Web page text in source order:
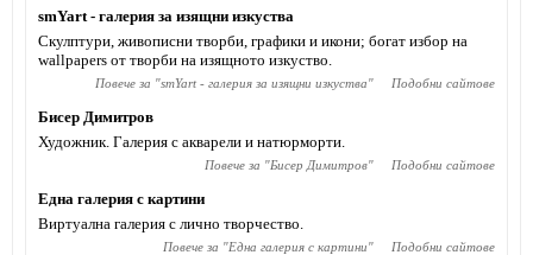
smYart - галерия за изящни изкуства
Скулптури, живописни творби, графики и икони; богат избор на
wallpapers от творби на изящното изкуство.
Повече за "smYart - галерия за изящни изкуства" Подобни сайтове
Бисер Димитров
Художник. Галерия с акварели и натюрморти.
Повече за "Бисер Димитров" Подобни сайтове
Една галерия с картини
Виртуална галерия с лично творчество.
Повече за "Една галерия с картини" Подобни сайтове